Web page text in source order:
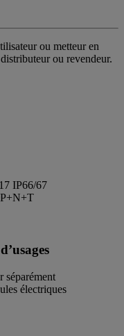
ou metteur en
ou revendeur.
IP66/67
séparément
électriques